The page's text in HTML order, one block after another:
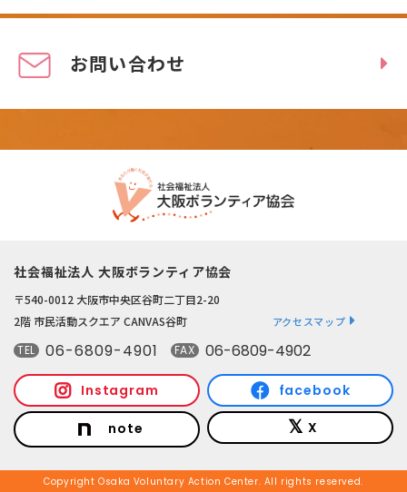
お問い合わせ
社会福祉法人 大阪ボランティア協会
〒540-0012 大阪市中央区谷町二丁目2-20
2階 市民活動スクエア CANVAS谷町
アクセスマップ
TEL 06-6809-4901 FAX 06-6809-4902
Instagram facebook
note X
Copyright Osaka Voluntary Action Center. All rights reserved.